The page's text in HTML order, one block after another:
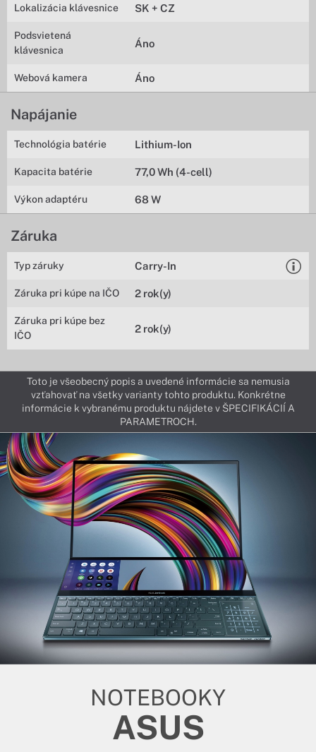
Lokalizácia klávesnice SK + CZ
Podsvietená
klávesnica
Áno
Webová kamera Áno
Napájanie
Technológia batérie Lithium-Ion
Kapacita batérie 77,0 Wh (4-cell)
Výkon adaptéru 68 W
Záruka
Typ záruky Carry-In
Záruka pri kúpe na IČO 2 rok(y)
Záruka pri kúpe bez
IČO
2 rok(y)
Toto je všeobecný popis a uvedené informácie sa nemusia
vzťahovať na všetky varianty tohto produktu. Konkrétne
informácie k vybranému produktu nájdete v ŠPECIFIKÁCIÍ A
PARAMETROCH.
NOTEBOOKY
ASUS